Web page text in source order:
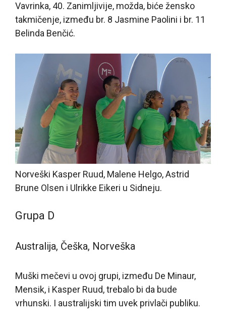
Vavrinka, 40. Zanimljivije, možda, biće žensko
takmičenje, između br. 8 Jasmine Paolini i br. 11
Belinda Benčić.
Norveški Kasper Ruud, Malene Helgo, Astrid
Brune Olsen i Ulrikke Eikeri u Sidneju.
Grupa D
Australija, Češka, Norveška
Muški mečevi u ovoj grupi, između De Minaur,
Mensik, i Kasper Ruud, trebalo bi da bude
vrhunski. I australijski tim uvek privlači publiku.